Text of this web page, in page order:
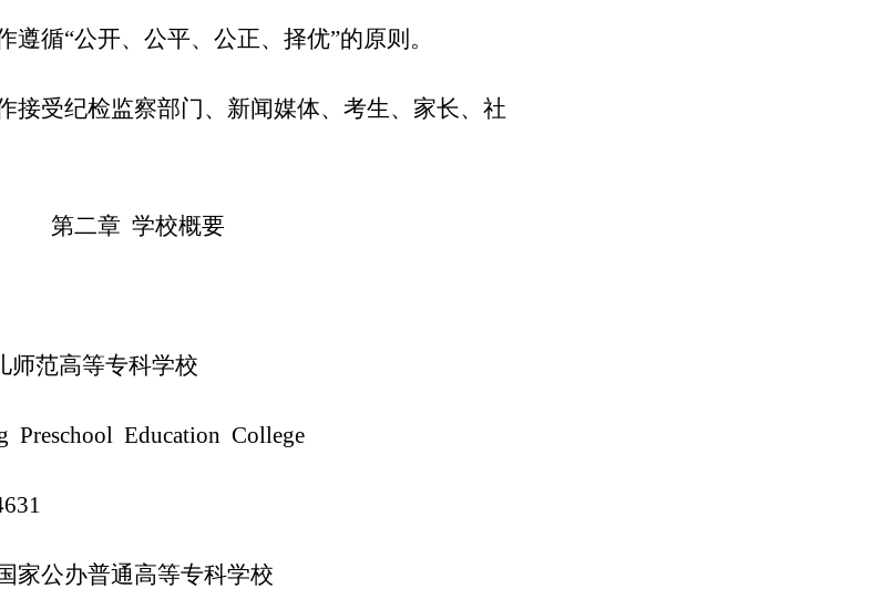
遵循“公开、公平、公正、择优”的原则。
接受纪检监察部门、新闻媒体、考生、家长、社
第二章 学校概要
师范高等专科学校
Preschool Education College
家公办普通高等专科学校